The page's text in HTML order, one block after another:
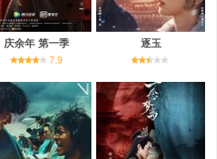
庆余年 第一季
7.9
逐玉